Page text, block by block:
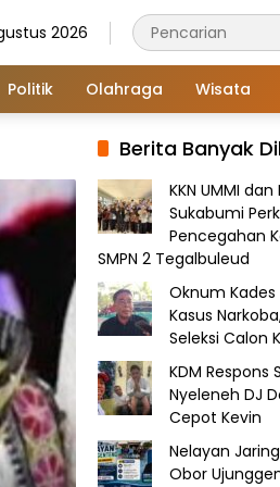
2026
Politik Olahraga Wisata
Berita Banyak
KKN UMMI
Sukabumi
Pencegahan
SMPN 2 Tegalbuleud
Oknum
Kasus
Seleksi Calon
KDM Respons
Nyeleneh DJ
Cepot Kevin
Nelayan
Obor